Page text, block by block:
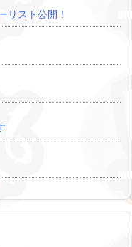
リスト公開！